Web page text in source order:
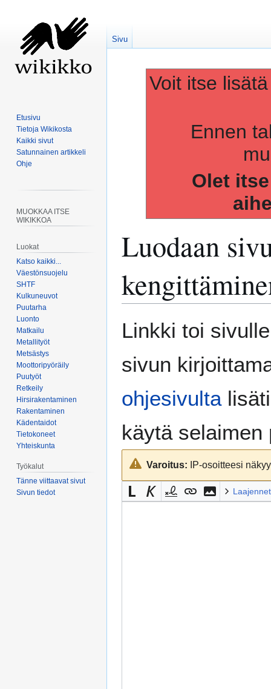
Voit itse
Ennen
Olet
Luodaan
navigaatioon
hakuun
Linkki toi
sivun
ohjesivulta
käytä selaimen
Varoitus: IP-osoitteesi
Sivu
Etusivu
Tietoja Wikikosta
Kaikki sivut
Satunnainen artikkeli
Ohje
MUOKKAA ITSE
WIKIKKOA
Luokat
Katso kaikki...
Väestönsuojelu
SHTF
Kulkuneuvot
Puutarha
Luonto
Matkailu
Metallityöt
Metsästys
Moottoripyöräily
Puutyöt
Retkeily
Hirsirakentaminen
Rakentaminen
Kädentaidot
Tietokoneet
Yhteiskunta
Työkalut
Tänne viittaavat sivut
Sivun tiedot